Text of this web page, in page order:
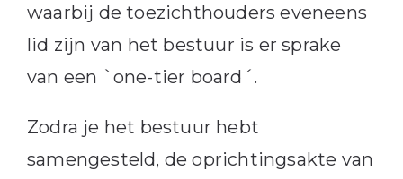
waarbij de toezichthouders eveneens
lid zijn van het bestuur is er sprake
van een `one-tier board´.
Zodra je het bestuur hebt
samengesteld, de oprichtingsakte van